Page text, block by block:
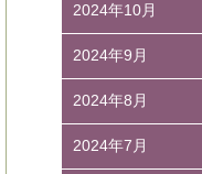
2024年10月
2024年9月
2024年8月
2024年7月